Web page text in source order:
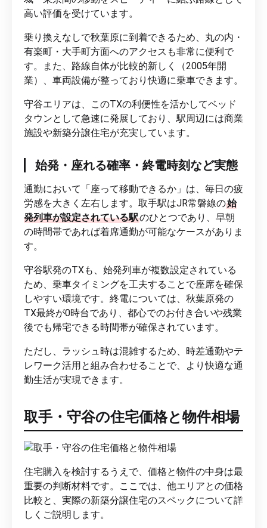
高い評価を受けています。
乗り換えなしで秋葉原に到着できるため、丸の内・
有楽町・大手町方面へのアクセスも非常に便利で
す。また、路線自体が比較的新しく（2005年開
業）、車両設備が整っており快適に乗車できます。
守谷エリアは、このTXの利便性を活かしてベッド
タウンとして急速に発展しており、駅周辺には商業
施設や新築分譲住宅が充実しています。
始発・座れる確率・終電時刻など実態
通勤において「座って移動できるか」は、毎日の疲
労感を大きく左右します。取手駅はJR常磐線の始
発列車が設定されている駅のひとつであり、早朝
の時間帯であれば着席通勤が可能なケースがありま
す。
守谷駅発のTXも、始発列車が複数設定されている
ため、乗車タイミングを工夫することで座席を確保
しやすい環境です。終電については、秋葉原発の
TX最終が0時台であり、都心でのお付き合いや残業
後でも帰宅できる時間帯が確保されています。
ただし、ラッシュ時は混雑するため、時差通勤やテ
レワーク活用と組み合わせることで、より快適な通
勤生活が実現できます。
取手・守谷の住宅価格と物件相場
住宅購入を検討するうえで、価格と物件の中身は最
重要の判断材料です。ここでは、他エリアとの価格
比較と、実際の新築分譲住宅のスペックについて詳
しくご説明します。